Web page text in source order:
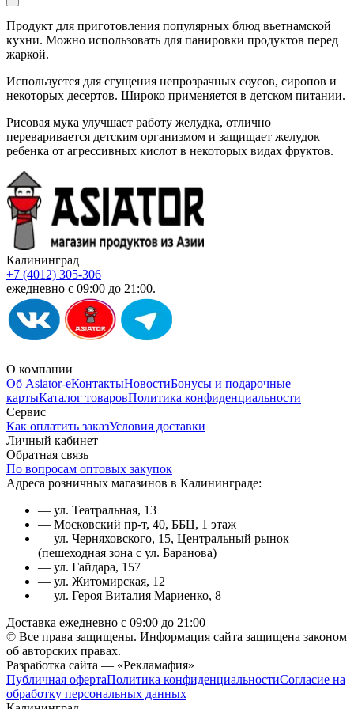
Продукт для приготовления популярных блюд вьетнамской
кухни. Можно использовать для панировки продуктов перед
жаркой.
Используется для сгущения непрозрачных соусов, сиропов и
некоторых десертов. Широко применяется в детском питании.
Рисовая мука улучшает работу желудка, отлично
переваривается детским организмом и защищает желудок
ребенка от агрессивных кислот в некоторых видах фруктов.
Калининград
+7 (4012) 305-306
ежедневно с 09:00 до 21:00.
О компании
Об Asiator-еКонтактыНовостиБонусы и подарочные
картыКаталог товаровПолитика конфиденциальности
Сервис
Как оплатить заказУсловия доставки
Личный кабинет
Обратная связь
По вопросам оптовых закупок
Адреса розничных магазинов в Калининграде:
— ул. Театральная, 13
— Московский пр-т, 40, ББЦ, 1 этаж
— ул. Черняховского, 15, Центральный рынок
(пешеходная зона с ул. Баранова)
— ул. Гайдара, 157
— ул. Житомирская, 12
— ул. Героя Виталия Мариенко, 8
Доставка ежедневно с 09:00 до 21:00
© Все права защищены. Информация сайта защищена законом
об авторских правах.
Разработка сайта — «Рекламафия»
Публичная офертаПолитика конфиденциальностиСогласие на
обработку персональных данных